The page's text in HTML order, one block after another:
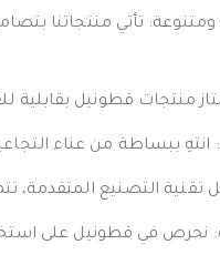
تأتي منتجاتنا
منتجات قطونيل
انتهِ ببساطة من عناء
التصنيع المتقدمة،
نحرص في قطونيل على